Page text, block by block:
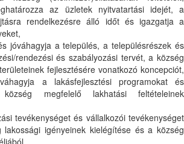
az üzletek nyitvatartási idejét, a
rendelkezésre álló időt és igazgatja a
jóváhagyja a település, a településrészek és
rendezési és szabályozási tervét, a község
fejlesztésére vonatkozó koncepciót,
a lakásfejlesztési programokat és
megfelelő lakhatási feltételeinek
tevékenységet és vállalkozói tevékenységet
igényeinek kielégítése és a község